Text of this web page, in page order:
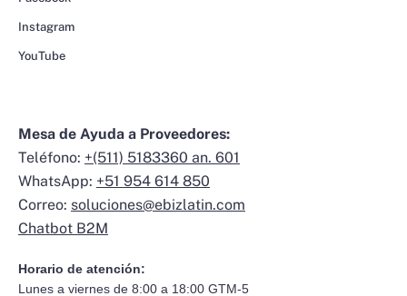
Instagram
YouTube
Mesa de Ayuda a Proveedores:
Teléfono: +(511) 5183360 an. 601
WhatsApp: +51 954 614 850
Correo: soluciones@ebizlatin.com
Chatbot B2M
Horario de atención:
Lunes a viernes de 8:00 a 18:00 GTM-5